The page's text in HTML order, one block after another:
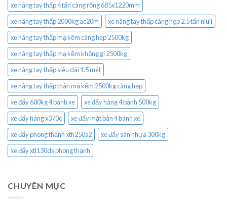
xe nâng tay thấp 4 tấn càng rộng 685x1220mm
xe nâng tay thấp 2000kg ac20m
xe nâng tay thấp càng hẹp 2.5 tấn niuli
xe nâng tay thấp mạ kẽm càng hẹp 2500kg
xe nâng tay thấp mạ kẽm không gỉ 2500kg
xe nâng tay thấp siêu dài 1.5 mét
xe nâng tay thấp thân mạ kẽm 2500kg càng hẹp
xe đẩy 600kg 4 bánh xe
xe đẩy hàng 4 bánh 500kg
xe đẩy hàng x370c
xe đẩy mặt bàn 4 bánh xe
xe đẩy phong thạnh xth250s2
xe đẩy sàn nhựa 300kg
xe đẩy xtl130ds phong thạnh
CHUYÊN MỤC